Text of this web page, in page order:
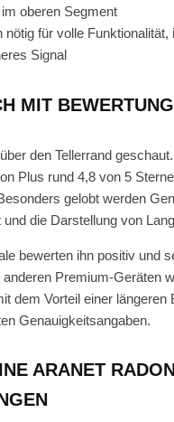
oberen Segment
nötig für volle
Signal
MIT
den Tellerrand
Plus rund 4,8 von 5
gelobt werden
die Darstellung von
bewerten ihn positiv und
Premium-Geräten
dem Vorteil einer längeren
Genauigkeitsangaben.
ARANET